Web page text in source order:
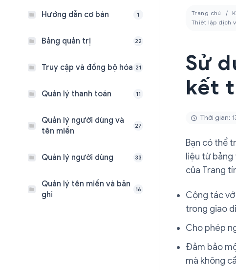
Hướng dẫn cơ bản 1
Bảng quản trị 22
Truy cập và đồng bộ hóa 21
Quản lý thanh toán 11
Quản lý người dùng và
tên miền
27
Quản lý người dùng 33
Quản lý tên miền và bản
ghi
16
Trang chủ
Thiết lập dịch
Sử
kết
Thời gian:
Bạn có thể
liệu từ
của Trang
Cộng tác
trong giao
Cho phép
Đảm bảo
mà không